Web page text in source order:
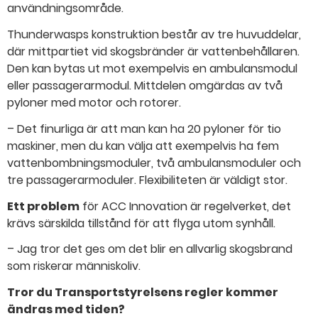
användningsområde.
Thunderwasps konstruktion består av tre huvuddelar,
där mittpartiet vid skogsbränder är vattenbehållaren.
Den kan bytas ut mot exempelvis en ambulansmodul
eller passagerarmodul. Mittdelen omgärdas av två
pyloner med motor och rotorer.
– Det finurliga är att man kan ha 20 pyloner för tio
maskiner, men du kan välja att exempelvis ha fem
vattenbombningsmoduler, två ambulansmoduler och
tre passagerarmoduler. Flexibiliteten är väldigt stor.
Ett problem för ACC Innovation är regelverket, det
krävs särskilda tillstånd för att flyga utom synhåll.
– Jag tror det ges om det blir en allvarlig skogsbrand
som riskerar människoliv.
Tror du Transportstyrelsens regler kommer
ändras med tiden?